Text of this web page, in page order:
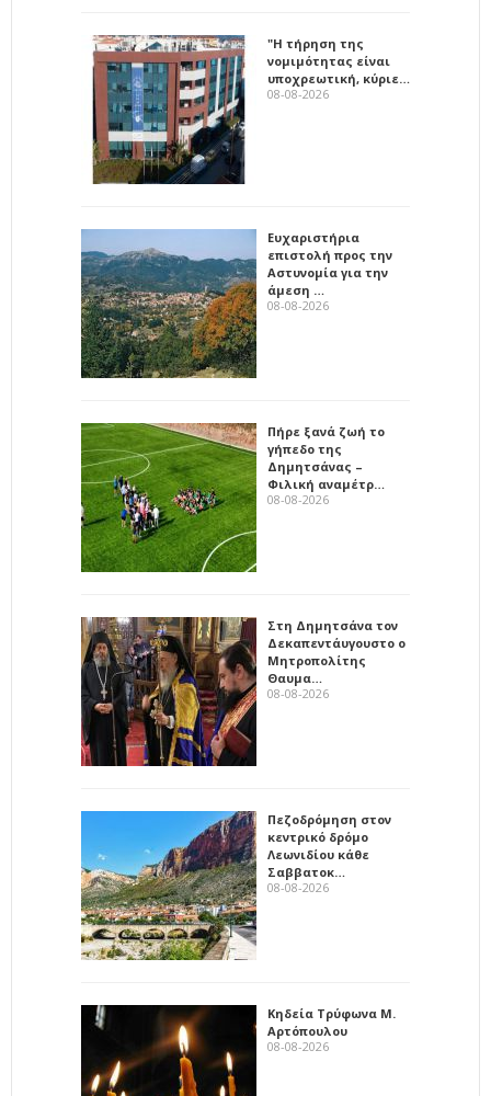
"Η τήρηση της
νομιμότητας είναι
υποχρεωτική, κύριε…
08-08-2026
Ευχαριστήρια
επιστολή προς την
Αστυνομία για την
άμεση …
08-08-2026
Πήρε ξανά ζωή το
γήπεδο της
Δημητσάνας –
Φιλική αναμέτρ…
08-08-2026
Στη Δημητσάνα τον
Δεκαπεντάυγουστο ο
Μητροπολίτης
Θαυμα…
08-08-2026
Πεζοδρόμηση στον
κεντρικό δρόμο
Λεωνιδίου κάθε
Σαββατοκ…
08-08-2026
Κηδεία Τρύφωνα Μ.
Αρτόπουλου
08-08-2026